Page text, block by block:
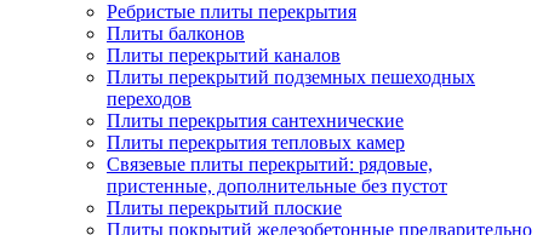
Ребристые плиты перекрытия
Плиты балконов
Плиты перекрытий каналов
Плиты перекрытий подземных пешеходных
переходов
Плиты перекрытия сантехнические
Плиты перекрытия тепловых камер
Связевые плиты перекрытий: рядовые,
пристенные, дополнительные без пустот
Плиты перекрытий плоские
Плиты покрытий железобетонные предварительно